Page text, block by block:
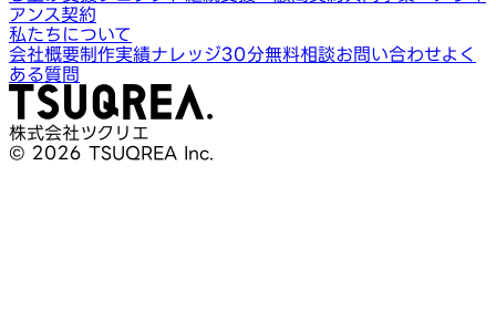
アンス契約
私たちについて
会社概要制作実績ナレッジ30分無料相談お問い合わせよく
ある質問
株式会社ツクリエ
© 2026 TSUQREA Inc.